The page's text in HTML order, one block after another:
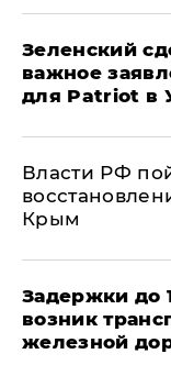
Зеленский
важное
для Patriot в
Власти РФ
Крым
Задержки до
возник
железной